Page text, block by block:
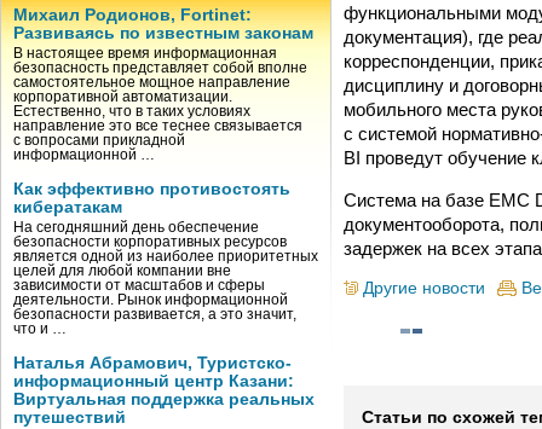
Михаил Родионов, Fortinet:
Развиваясь по известным законам
В настоящее время информационная
безопасность представляет собой вполне
самостоятельное мощное направление
корпоративной автоматизации.
Естественно, что в таких условиях
направление это все теснее связывается
с вопросами прикладной
информационной …
Как эффективно противостоять
кибератакам
На сегодняшний день обеспечение
безопасности корпоративных ресурсов
является одной из наиболее приоритетных
целей для любой компании вне
зависимости от масштабов и сферы
деятельности. Рынок информационной
безопасности развивается, а это значит,
что и …
Наталья Абрамович, Туристско-
информационный центр Казани:
Виртуальная поддержка реальных
путешествий
функциональными
документация), где
корреспонденции,
дисциплину и
мобильного места
с системой
BI проведут обучение
Система на базе EMC
документооборота,
задержек на всех
Другие новости
Статьи по схожей